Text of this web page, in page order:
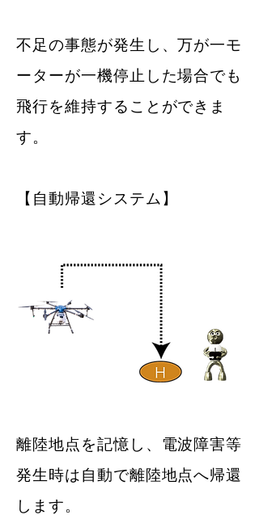
不足の事態が発生し、万が一モ
ーターが一機停止した場合でも
飛行を維持することができま
す。
【自動帰還システム】
​離陸地点を記憶し、電波障害等
発生時は自動で離陸地点へ帰還
します。